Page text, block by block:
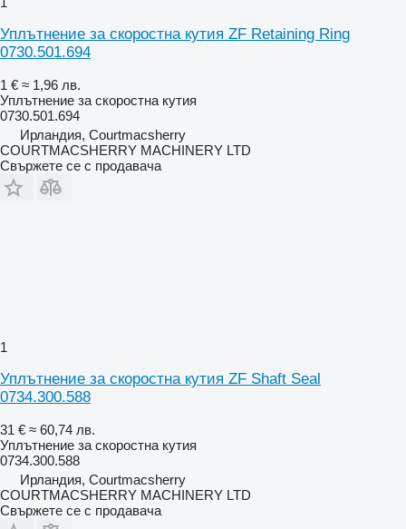
Уплътнение за скоростна кутия ZF Retaining Ring
0730.501.694
1 € ≈ 1,96 лв.
Уплътнение за скоростна кутия
0730.501.694
Ирландия, Courtmacsherry
COURTMACSHERRY MACHINERY LTD
Свържете се с продавача
1
Уплътнение за скоростна кутия ZF Shaft Seal
0734.300.588
31 € ≈ 60,74 лв.
Уплътнение за скоростна кутия
0734.300.588
Ирландия, Courtmacsherry
COURTMACSHERRY MACHINERY LTD
Свържете се с продавача